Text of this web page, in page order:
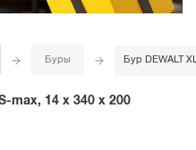
Буры Бур DEWALT
max, 14 x 340 x 200